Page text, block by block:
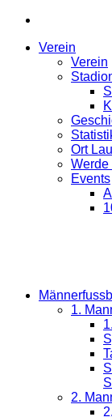
Verein
Verein
Ort
Werde
Events
1.
2.